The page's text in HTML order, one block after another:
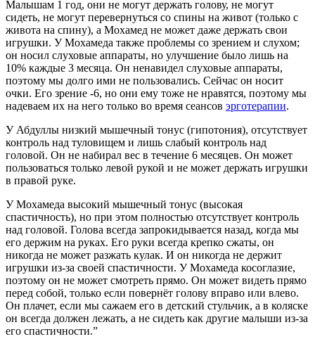
Малышам 1 год, они не могут держать голову, не могут
сидеть, не могут перевернуться со спины на живот (только с
живота на спину), а Мохамед не может даже держать свои
игрушки. У Мохамеда также проблемы со зрением и слухом;
он носил слуховые аппараты, но улучшение было лишь на
10% каждые 3 месяца. Он ненавидел слуховые аппараты,
поэтому мы долго ими не пользовались. Сейчас он носит
очки. Его зрение -6, но они ему тоже не нравятся, поэтому мы
надеваем их на него только во время сеансов эрготерапии.
У Абдуллы низкий мышечный тонус (гипотония), отсутствует
контроль над туловищем и лишь слабый контроль над
головой. Он не набирал вес в течение 6 месяцев. Он может
пользоваться только левой рукой и не может держать игрушки
в правой руке.
У Мохамеда высокий мышечный тонус (высокая
спастичность), но при этом полностью отсутствует контроль
над головой. Голова всегда запрокидывается назад, когда мы
его держим на руках. Его руки всегда крепко сжаты, он
никогда не может разжать кулак. И он никогда не держит
игрушки из-за своей спастичности. У Мохамеда косоглазие,
поэтому он не может смотреть прямо. Он может видеть прямо
перед собой, только если повернёт голову вправо или влево.
Он плачет, если мы сажаем его в детский стульчик, а в коляске
он всегда должен лежать, а не сидеть как другие малыши из-за
его спастичности.”